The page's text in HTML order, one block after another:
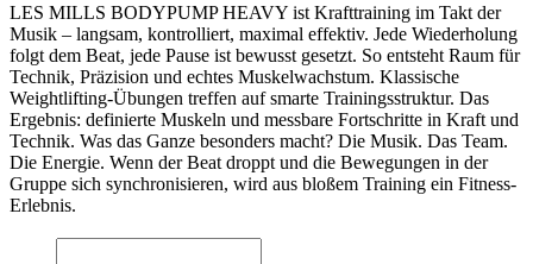
LES MILLS BODYPUMP HEAVY ist Krafttraining im Takt der
Musik – langsam, kontrolliert, maximal effektiv. Jede Wiederholung
folgt dem Beat, jede Pause ist bewusst gesetzt. So entsteht Raum für
Technik, Präzision und echtes Muskelwachstum. Klassische
Weightlifting-Übungen treffen auf smarte Trainingsstruktur. Das
Ergebnis: definierte Muskeln und messbare Fortschritte in Kraft und
Technik. Was das Ganze besonders macht? Die Musik. Das Team.
Die Energie. Wenn der Beat droppt und die Bewegungen in der
Gruppe sich synchronisieren, wird aus bloßem Training ein Fitness-
Erlebnis.